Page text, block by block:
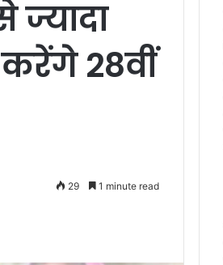
28वीं
29 1 minute read